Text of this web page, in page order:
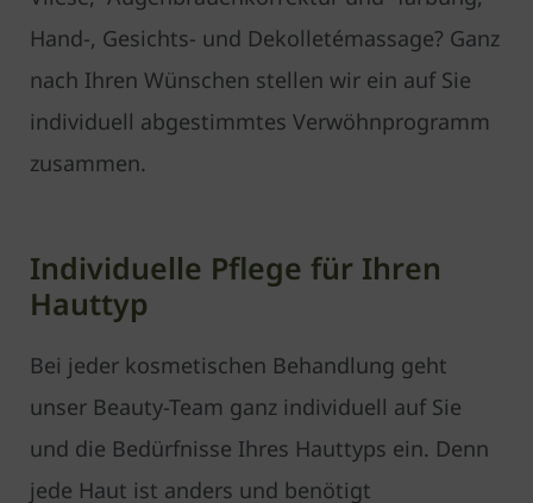
Hand-, Gesichts- und Dekolletémassage? Ganz
nach Ihren Wünschen stellen wir ein auf Sie
individuell abgestimmtes Verwöhnprogramm
zusammen.
Individuelle Pflege für Ihren
Hauttyp
Bei jeder kosmetischen Behandlung geht
unser Beauty-Team ganz individuell auf Sie
und die Bedürfnisse Ihres Hauttyps ein. Denn
jede Haut ist anders und benötigt